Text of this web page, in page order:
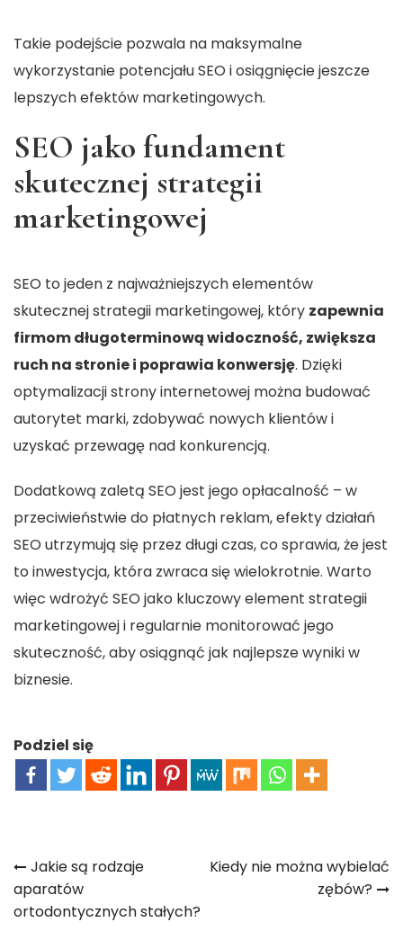
Takie podejście pozwala na maksymalne
wykorzystanie potencjału SEO i osiągnięcie jeszcze
lepszych efektów marketingowych.
SEO jako fundament
skutecznej strategii
marketingowej
SEO to jeden z najważniejszych elementów
skutecznej strategii marketingowej, który zapewnia
firmom długoterminową widoczność, zwiększa
ruch na stronie i poprawia konwersję. Dzięki
optymalizacji strony internetowej można budować
autorytet marki, zdobywać nowych klientów i
uzyskać przewagę nad konkurencją.
Dodatkową zaletą SEO jest jego opłacalność – w
przeciwieństwie do płatnych reklam, efekty działań
SEO utrzymują się przez długi czas, co sprawia, że jest
to inwestycja, która zwraca się wielokrotnie. Warto
więc wdrożyć SEO jako kluczowy element strategii
marketingowej i regularnie monitorować jego
skuteczność, aby osiągnąć jak najlepsze wyniki w
biznesie.
Podziel się
Nawigacja
wpisu
Jakie są rodzaje
aparatów
ortodontycznych stałych?
Kiedy nie można wybielać
zębów?